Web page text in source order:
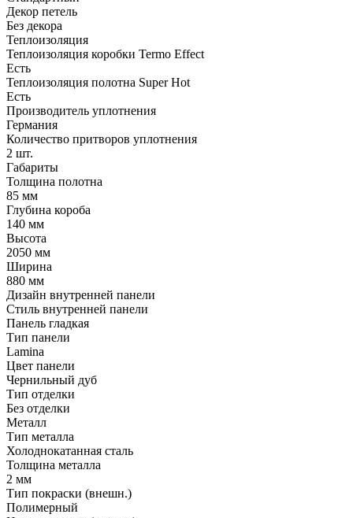
Декор петель
Без декора
Теплоизоляция
Теплоизоляция коробки Termo Effect
Есть
Теплоизоляция полотна Super Нot
Есть
Производитель уплотнения
Германия
Количество притворов уплотнения
2 шт.
Габариты
Толщина полотна
85 мм
Глубина короба
140 мм
Высота
2050 мм
Ширина
880 мм
Дизайн внутренней панели
Стиль внутренней панели
Панель гладкая
Тип панели
Lamina
Цвет панели
Чернильный дуб
Тип отделки
Без отделки
Металл
Тип металла
Холоднокатанная сталь
Толщина металла
2 мм
Тип покраски (внешн.)
Полимерный